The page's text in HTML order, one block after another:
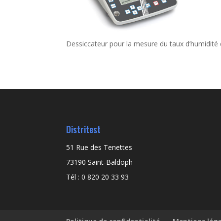
Dessiccateur pour la mesure du taux
Distritest
51 Rue des Tenettes
73190 Saint-Baldoph
Tél : 0 820 20 33 93